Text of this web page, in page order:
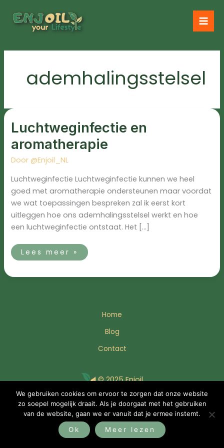
naar
ademhalingsstelsel
Luchtweginfectie en
aromatherapie
Door@Enjoil_NL
Luchtweginfectie Luchtweginfectie kunnen we heel
goed met aromatherapie ondersteunen maar voordat
we wat toepassingen bespreken zal ik eerst kort
uitleggen hoe ons ademhalingsstelsel werkt en hoe
een luchtweginfectie ontstaat. Het […]
aromatherapie
Lees meer »
Home
Blog
Contact
© 2025 Enjoil
Bezoek YBMC
We gebruiken cookies om ervoor te zorgen dat onze website
zo soepel mogelijk draait. Als je doorgaat met het gebruiken
van de website, gaan we er vanuit dat je ermee instemt.
Ok
Meer lezen